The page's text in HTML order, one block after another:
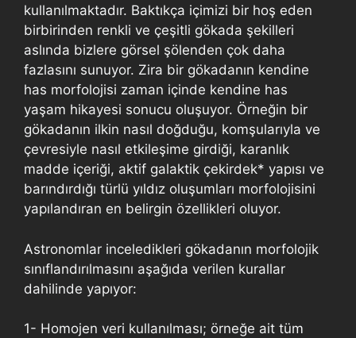
kullanılmaktadır. Baktıkça içimizi bir hoş eden
birbirinden renkli ve çeşitli gökada şekilleri
aslında bizlere görsel şölenden çok daha
fazlasını sunuyor. Zira bir gökadanın kendine
has morfolojisi zaman içinde kendine has
yaşam hikayesi sonucu oluşuyor. Örneğin bir
gökadanın ilkin nasıl doğduğu, komşularıyla ve
çevresiyle nasıl etkileşime girdiği, karanlık
madde içeriği, aktif galaktik çekirdek* yapısı ve
barındırdığı türlü yıldız oluşumları morfolojisini
yapılandıran en belirgin özellikleri oluyor.
Astronomlar inceledikleri gökadanın morfolojik
sınıflandırılmasını aşağıda verilen kurallar
dahilinde yapıyor:
1- Homojen veri kullanılması; örneğe ait tüm